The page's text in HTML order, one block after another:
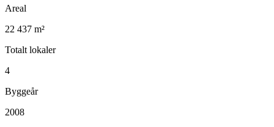
Areal
22 437 m²
Totalt lokaler
4
Byggeår
2008